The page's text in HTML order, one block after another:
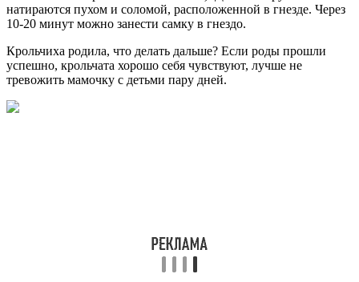
натираются пухом и соломой, расположенной в гнезде. Через
10-20 минут можно занести самку в гнездо.
Крольчиха родила, что делать дальше? Если роды прошли
успешно, крольчата хорошо себя чувствуют, лучше не
тревожить мамочку с детьми пару дней.